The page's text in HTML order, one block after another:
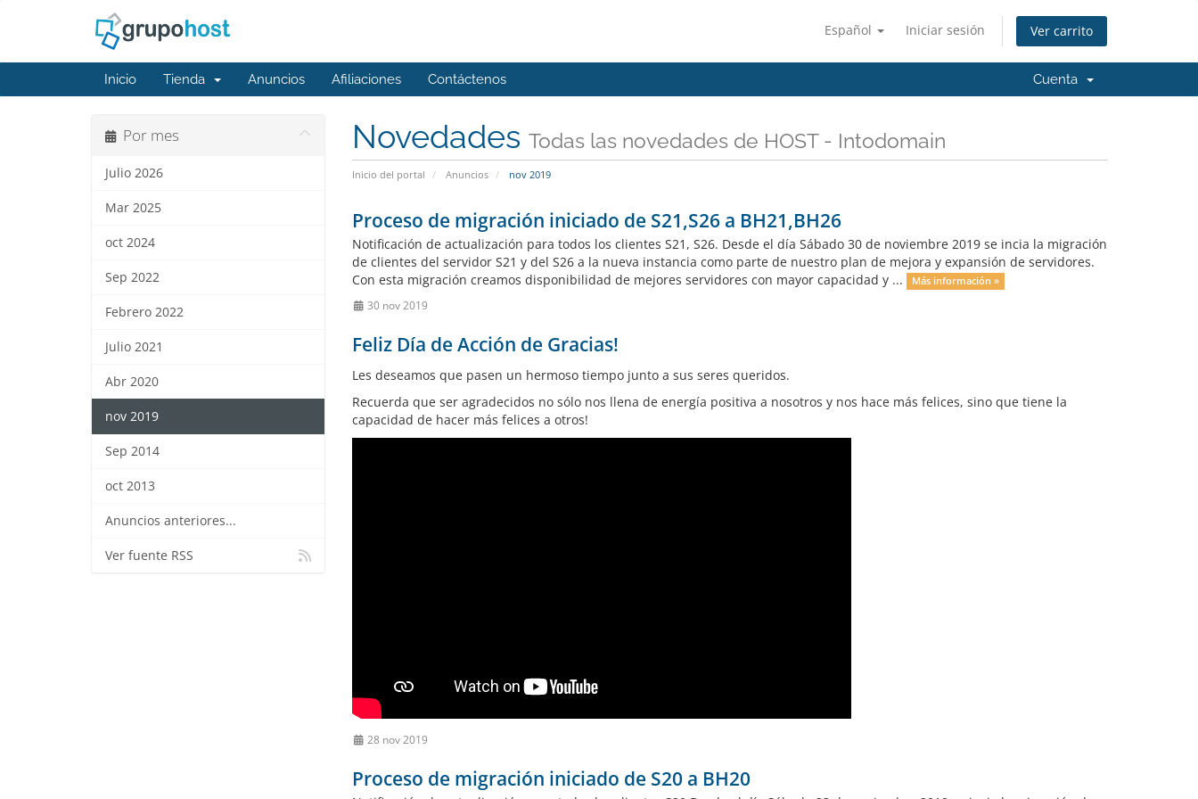
Español Iniciar sesión Ver carrito
Inicio Tienda Anuncios Afiliaciones Contáctenos Cuenta
Novedades Todas las novedades de HOST - Intodomain
Inicio del portal Anuncios nov 2019
Por mes
Julio 2026
Mar 2025
oct 2024
Sep 2022
Febrero 2022
Julio 2021
Abr 2020
nov 2019
Sep 2014
oct 2013
Anuncios anteriores...
Ver fuente RSS
Proceso de migración iniciado de S21,S26 a BH21,BH26
Notificación de actualización para todos los clientes S21, S26. Desde el día Sábado 30 de noviembre 2019 se incia la migración
de clientes del servidor S21 y del S26 a la nueva instancia como parte de nuestro plan de mejora y expansión de servidores.
Con esta migración creamos disponibilidad de mejores servidores con mayor capacidad y ...
Más información »
30 nov 2019
Feliz Día de Acción de Gracias!
Les deseamos que pasen un hermoso tiempo junto a sus seres queridos.
Recuerda que ser agradecidos no sólo nos llena de energía positiva a nosotros y nos hace más felices, sino que tiene la
capacidad de hacer más felices a otros!
28 nov 2019
Proceso de migración iniciado de S20 a BH20